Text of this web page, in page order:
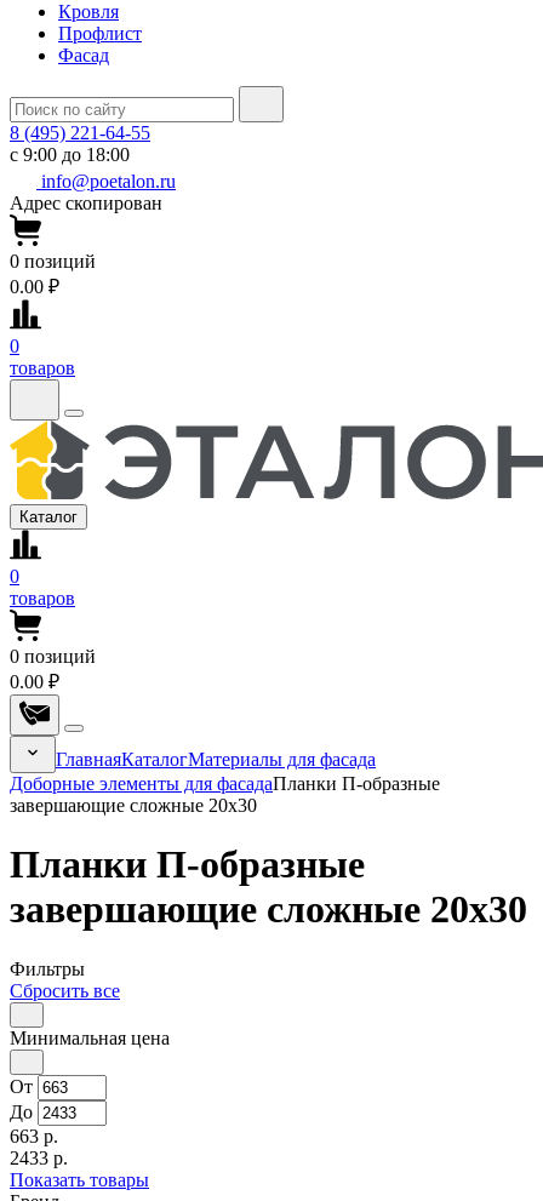
Кровля
Профлист
Фасад
8 (495) 221-64-55
с 9:00 до 18:00
info@poetalon.ru
Адрес скопирован
0 позиций
0.00 ₽
0
товаров
Каталог
0
товаров
0 позиций
0.00 ₽
ГлавнаяКаталогМатериалы для фасада
Доборные элементы для фасадаПланки П-образные
завершающие сложные 20x30
Планки П-образные
завершающие сложные 20x30
Фильтры
Сбросить все
Минимальная цена
От
До
663 р.
2433 р.
Показать товары